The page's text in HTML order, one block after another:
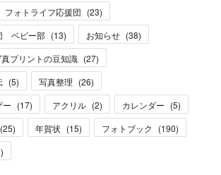
フォトライフ応援団 (23)
ベビー部 (13) お知らせ (38)
プリントの豆知識 (27)
(5) 写真整理 (26)
ー (17) アクリル (2) カレンダー (5)
(25) 年賀状 (15) フォトブック (190)
)